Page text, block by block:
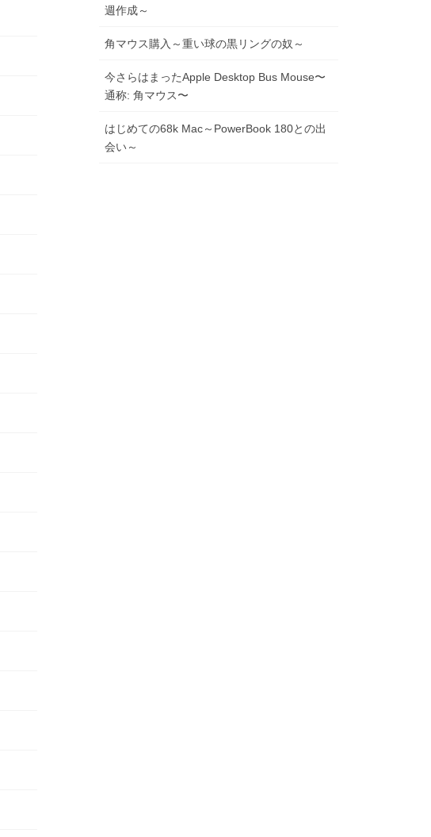
週作成～
角マウス購入～重い球の黒リングの奴～
今さらはまったApple Desktop Bus Mouse〜
通称: 角マウス〜
はじめての68k Mac～PowerBook 180との出
会い～